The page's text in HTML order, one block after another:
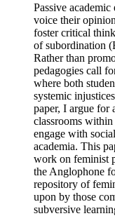
Passive
voice their
foster critical
of subordination
Rather than
pedagogies call
where both
systemic
paper, I argue for
classrooms
engage with
academia. This
work on feminist
the Anglophone
repository of
upon by those
subversive